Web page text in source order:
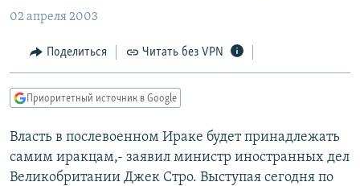
главной
навигации
Вернутся
поиску
IDEL.РЕАЛИИ
КАВКАЗ.РЕАЛИИ
СЕВЕР.РЕАЛИИ
РАСПИСАНИЕ ВЕЩАНИЯ
ПОДПИШИТЕСЬ НА РАССЫЛКУ
02 апреля 2003
Поделиться Читать без VPN
Приоритетный источник в Google
Власть в послевоенном Ираке будет принадлежать
самим иракцам,- заявил министр иностранных дел
Великобритании Джек Стро. Выступая сегодня по